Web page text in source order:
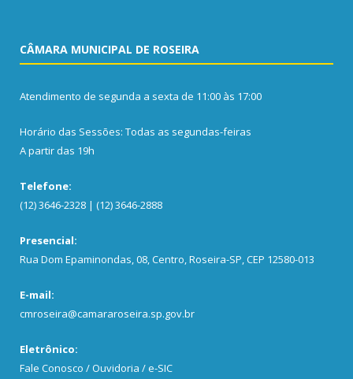
CÂMARA MUNICIPAL DE ROSEIRA
Atendimento de segunda a sexta de 11:00 às 17:00
Horário das Sessões: Todas as segundas-feiras
A partir das 19h
Telefone:
(12) 3646-2328 | (12) 3646-2888
Presencial:
Rua Dom Epaminondas, 08, Centro, Roseira-SP, CEP 12580-013
E-mail:
cmroseira@camararoseira.sp.gov.br
Eletrônico:
Fale Conosco / Ouvidoria / e-SIC